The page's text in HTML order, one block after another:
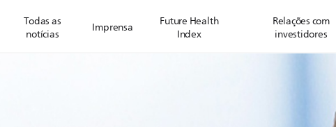
Todas as
notícias
Imprensa
Future Health
Index
Relações com
investidores